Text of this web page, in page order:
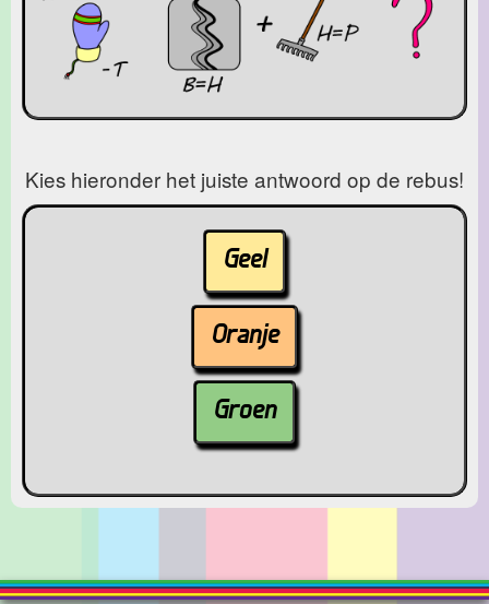
Kies hieronder het juiste antwoord op de rebus!
Geel
Oranje
Groen